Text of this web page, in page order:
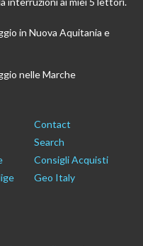
in Nuova Aquitania e
nelle Marche
Contact
Search
Consigli Acquisti
Geo Italy